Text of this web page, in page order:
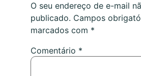
O seu endereço de e-mail
publicado. Campos
marcados com *
Comentário *